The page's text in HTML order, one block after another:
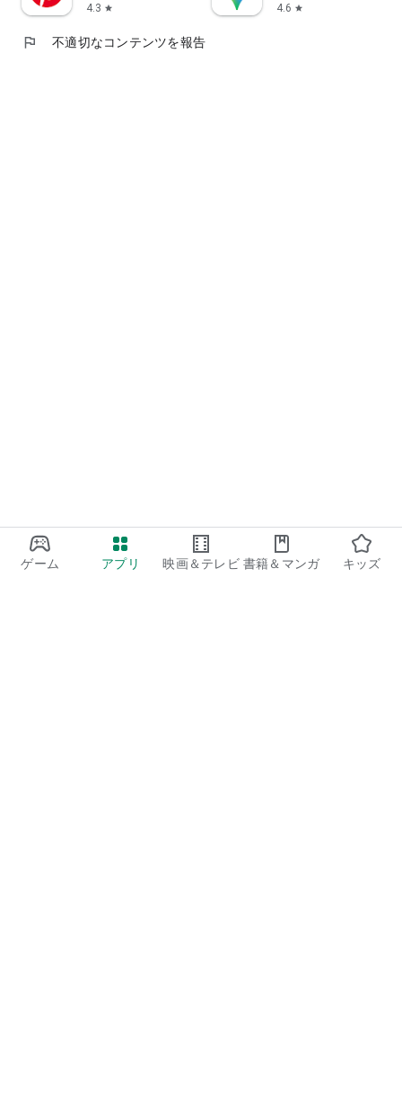
ゲーム アプリ 映画＆テレビ 書籍＆マンガ キッズ
4.3 star
4.6 star
flag 不適切なコンテンツを報告